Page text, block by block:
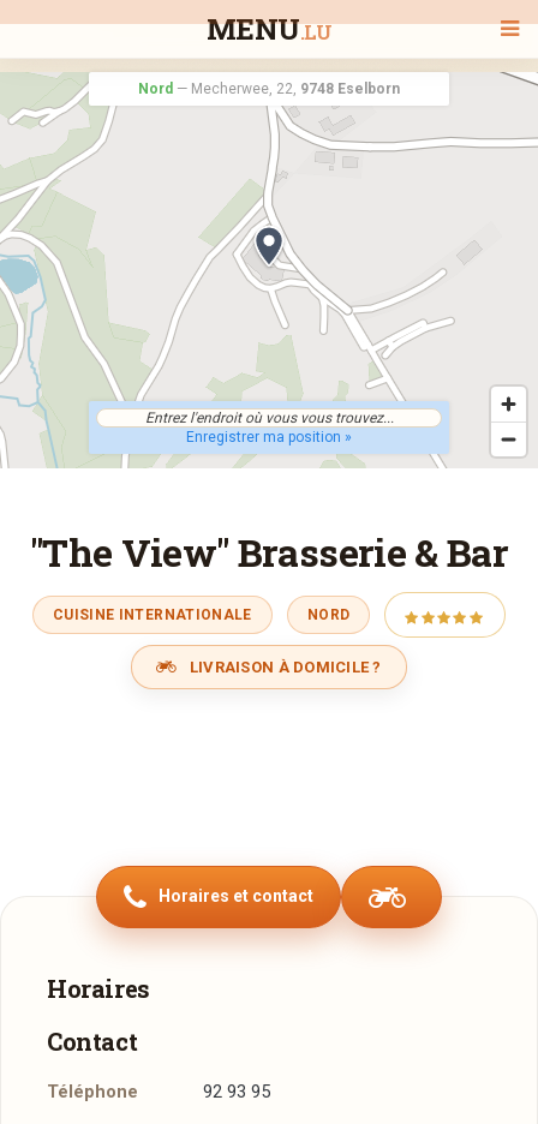
MENU.LU
BIENVENUE
TOUS LES RESTAURANTS
RECHERCHER UN RESTAURANT
Nord — Mecherwee, 22, 9748 Eselborn
Enregistrer ma position »
"The View" Brasserie & Bar
CUISINE INTERNATIONALE NORD
LIVRAISON À DOMICILE ?
Horaires et contact
Horaires
Contact
Téléphone 92 93 95